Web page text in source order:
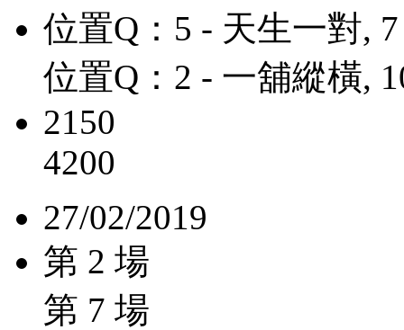
位置Q：5 - 天生一對,
位置Q：2 - 一舖縱橫,
2150
4200
27/02/2019
第 2 場
第 7 場